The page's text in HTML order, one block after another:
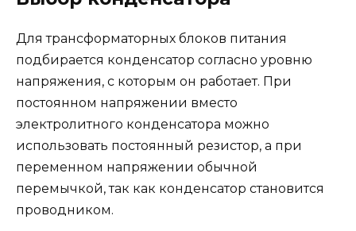
Для трансформаторных блоков питания
подбирается конденсатор согласно уровню
напряжения, с которым он работает. При
постоянном напряжении вместо
электролитного конденсатора можно
использовать постоянный резистор, а при
переменном напряжении обычной
перемычкой, так как конденсатор становится
проводником.